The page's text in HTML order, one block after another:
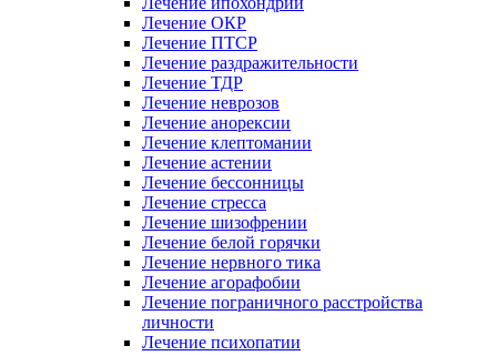
Лечение ОКР
Лечение ПТСР
Лечение раздражительности
Лечение ТДР
Лечение неврозов
Лечение анорексии
Лечение клептомании
Лечение астении
Лечение бессонницы
Лечение стресса
Лечение шизофрении
Лечение белой горячки
Лечение нервного тика
Лечение агорафобии
Лечение пограничного расстройства
личности
Лечение психопатии